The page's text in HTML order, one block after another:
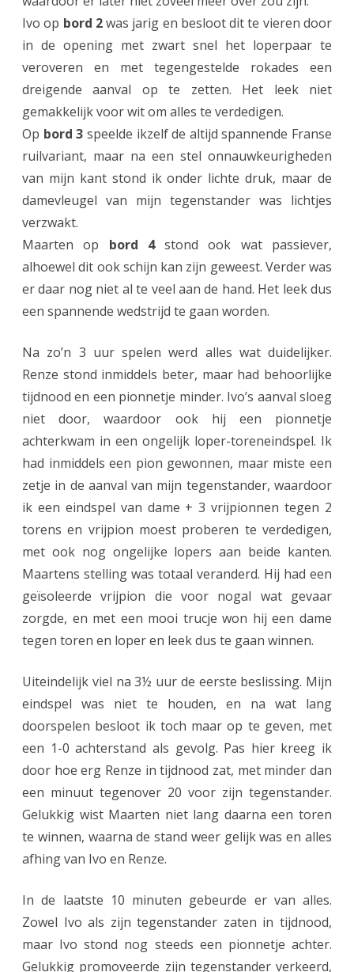
r
h
e
o
o
g
v
a
n
d
n
a
a
d
n
a
r
f
a
l
Ivo op bord 2was jarig en besloot dit te vieren door
in de opening met zwart snel het loperpaar te
veroveren en met tegengestelde rokades een
dreigende aanval op te zetten. Het leek niet
gemakkelijk voor wit om alles te verdedigen.
Op bord 3 speelde ikzelf de altijd spannende Franse
ruilvariant, maar na een stel onnauwkeurigheden
van mijn kant stond ik onder lichte druk, maar de
damevleugel van mijn tegenstander was lichtjes
verzwakt.
Maarten op bord 4stond ook wat passiever,
alhoewel dit ook schijn kan zijn geweest. Verder was
er daar nog niet al te veel aan de hand. Het leek dus
een spannende wedstrijd te gaan worden.
Na zo’n 3 uur spelen werd alles wat duidelijker.
Renze stond inmiddels beter, maar had behoorlijke
tijdnood en een pionnetje minder. Ivo’s aanval sloeg
niet door, waardoor ook hij een pionnetje
achterkwam in een ongelijk loper-toreneindspel. Ik
had inmiddels een pion gewonnen, maar miste een
zetje in de aanval van mijn tegenstander, waardoor
ik een eindspel van dame + 3 vrijpionnen tegen 2
torens en vrijpion moest proberen te verdedigen,
met ook nog ongelijke lopers aan beide kanten.
Maartens stelling was totaal veranderd. Hij had een
geïsoleerde vrijpion die voor nogal wat gevaar
zorgde, en met een mooi trucje won hij een dame
tegen toren en loper en leek dus te gaan winnen.
Uiteindelijk viel na 3½ uur de eerste beslissing. Mijn
eindspel was niet te houden, en na wat lang
doorspelen besloot ik toch maar op te geven, met
een 1-0 achterstand als gevolg. Pas hier kreeg ik
door hoe erg Renze in tijdnood zat, met minder dan
een minuut tegenover 20 voor zijn tegenstander.
Gelukkig wist Maarten niet lang daarna een toren
te winnen, waarna de stand weer gelijk was en alles
afhing van Ivo en Renze.
In de laatste 10 minuten gebeurde er van alles.
Zowel Ivo als zijn tegenstander zaten in tijdnood,
maar Ivo stond nog steeds een pionnetje achter.
Gelukkig promoveerde zijn tegenstander verkeerd,